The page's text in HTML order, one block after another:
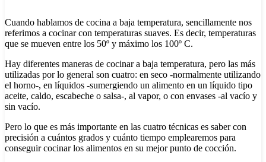
Cuando hablamos de cocina a baja temperatura, sencillamente nos
referimos a cocinar con temperaturas suaves. Es decir, temperaturas
que se mueven entre los 50º y máximo los 100º C.
Hay diferentes maneras de cocinar a baja temperatura, pero las más
utilizadas por lo general son cuatro: en seco -normalmente utilizando
el horno-, en líquidos -sumergiendo un alimento en un líquido tipo
aceite, caldo, escabeche o salsa-, al vapor, o con envases -al vacío y
sin vacío.
Pero lo que es más importante en las cuatro técnicas es saber con
precisión a cuántos grados y cuánto tiempo emplearemos para
conseguir cocinar los alimentos en su mejor punto de cocción.